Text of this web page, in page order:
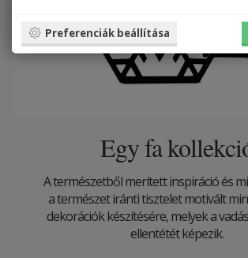
Egy fa
A természetből merített inspiráció és
a természet iránti tisztelet motivált
dekorációk készítésére, melyek a
ellentétét képezik.
Preferenciák beállítása